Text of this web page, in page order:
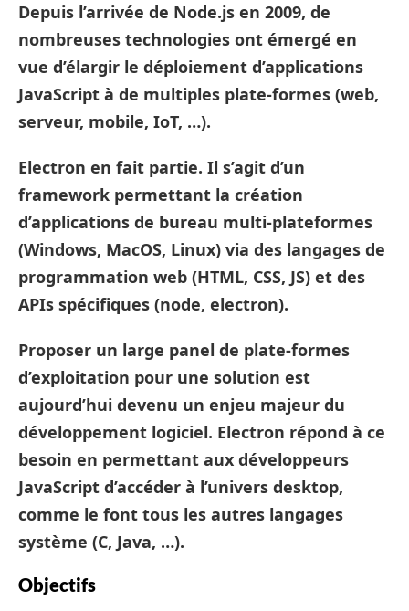
Depuis l’arrivée de Node.js en 2009, de
nombreuses technologies ont émergé en
vue d’élargir le déploiement d’applications
JavaScript à de multiples plate-formes (web,
serveur, mobile, IoT, …).
Electron en fait partie. Il s’agit d’un
framework permettant la création
d’applications de bureau multi-plateformes
(Windows, MacOS, Linux) via des langages de
programmation web (HTML, CSS, JS) et des
APIs spécifiques (node, electron).
Proposer un large panel de plate-formes
d’exploitation pour une solution est
aujourd’hui devenu un enjeu majeur du
développement logiciel. Electron répond à ce
besoin en permettant aux développeurs
JavaScript d’accéder à l’univers desktop,
comme le font tous les autres langages
système (C, Java, …).
Objectifs